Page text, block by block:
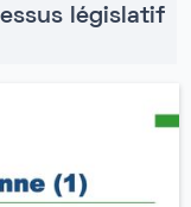
législatif